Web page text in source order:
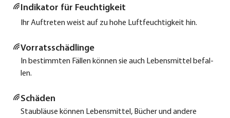
Indi­ka­tor für Feuch­tig­keit
Ihr Auf­tre­ten weist auf zu hohe Luft­feuch­tig­keit hin.
Vor­rats­schäd­lin­ge
In bestimm­ten Fäl­len kön­nen sie auch Lebens­mit­tel befal­
len.
Schä­den
Staub­läu­se kön­nen Lebens­mit­tel, Bücher und ande­re